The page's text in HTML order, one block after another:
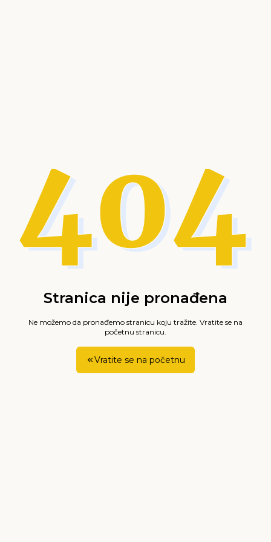
Stranica nije pronađena
Ne možemo da pronađemo stranicu koju tražite. Vratite se na
početnu stranicu.
Vratite se na početnu